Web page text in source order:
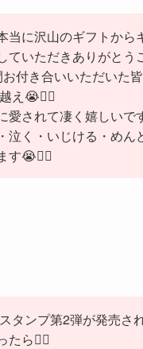
当に沢山のギフトか
ていただきありがとう
付き合いいただいた
え😭🙇‍♀️
愛されて凄く嬉しいで
泣く・いじける・めん
す😭🙇‍♀️
タンプ第2弾が発売さ
たら🙇‍♀️